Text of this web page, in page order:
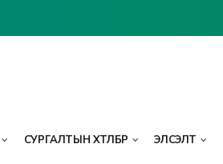
СУРГАЛТЫН ХӨТӨЛБӨР ЭЛСЭЛТ